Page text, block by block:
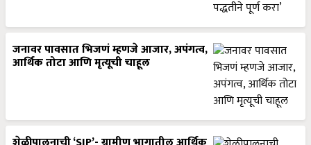
जनावर पावसात भिजणं म्हणजे आजार, अपंगत्व,
आर्थिक तोटा आणि मृत्यूची चाहूल